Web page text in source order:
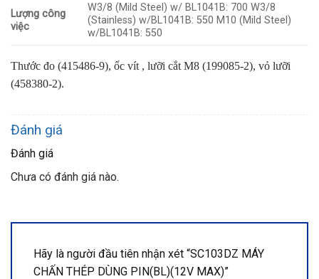
Lượng công
việc
W3/8 (Mild Steel) w/ BL1041B: 700 W3/8
(Stainless) w/BL1041B: 550 M10 (Mild Steel)
w/BL1041B: 550
Thước đo (415486-9), ốc vít , lưỡi cắt M8 (199085-2), vỏ lưỡi
(458380-2).
Đánh giá
Đánh giá
Chưa có đánh giá nào.
Hãy là người đầu tiên nhận xét “SC103DZ MÁY
CHẤN THÉP DÙNG PIN(BL)(12V MAX)”